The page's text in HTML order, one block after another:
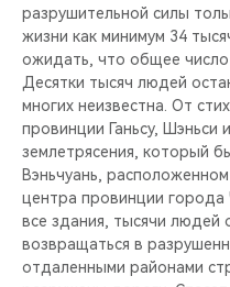
НОВИНКИ
CHERY REMOTE
CHERY CONNECT
НАШИ МЕРОПРИЯТИЯ
CHERY ДЛЯ ДЕТЕЙ
разрушительной силы
жизни как минимум 34
ожидать, что общее число
Десятки тысяч людей
многих неизвестна. От
провинции Ганьсу, Шэньси
землетрясения, который
Вэньчуань,
центра провинции города
все здания, тысячи людей
возвращаться в
отдаленными районами